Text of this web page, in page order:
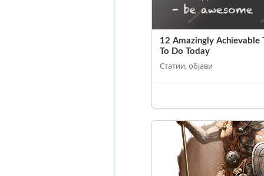
12 Amazingly Achievable
To Do Today
Статии, објави